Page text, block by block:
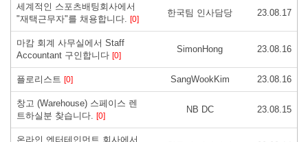
세계적인 스포츠배팅회사에서
"재택근무자"를 채용합니다. [0]
한국팀 인사담당 23.08.17
마캄 회계 사무실에서 Staff
Accountant 구인합니다 [0]
SimonHong 23.08.16
플로리스트 [0] SangWookKim 23.08.16
창고 (Warehouse) 스페이스 렌
트하실분 찾습니다. [0]
NB DC 23.08.15
온라인 엔터테인먼트 회사에서